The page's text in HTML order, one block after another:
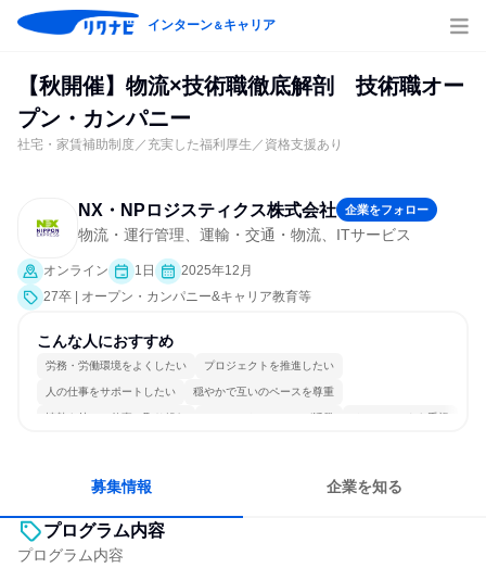
インターン＆キャリア
【秋開催】物流×技術職徹底解剖 技術職オー
プン・カンパニー
社宅・家賃補助制度／充実した福利厚生／資格支援あり
NX・NPロジスティクス株式会社 企業をフォロー
物流・運行管理、運輸・交通・物流、ITサービス
オンライン 1日
2025年12月
27卒 | オープン・カンパニー&キャリア教育等
こんな人におすすめ
労務・労働環境をよくしたい プロジェクトを推進したい
人の仕事をサポートしたい 穏やかで互いのペースを尊重
情熱を持って仕事に取り組む コミュニケーションが活発 チームワークを重視
募集情報 企業を知る
プログラム内容
プログラム内容